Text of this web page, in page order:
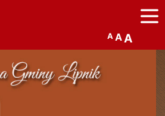
A AA